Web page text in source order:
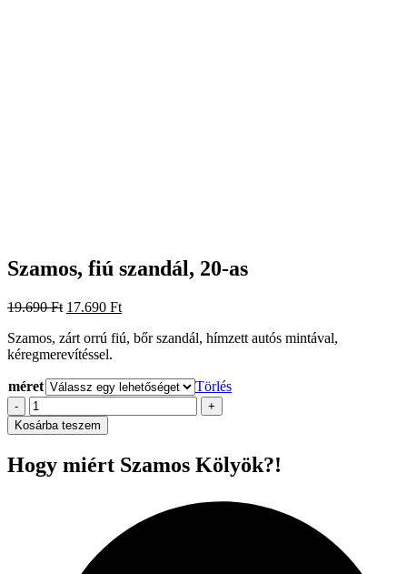
Szamos, fiú szandál, 20-as
19.690Ft Original
was:
19.690 Ft.
17.690 FtCurrent
is:
Szamos, zárt orrú fiú, bőr szandál, hímzett autós mintával,
kéregmerevítéssel.
méret Törlés
-
Szamos,
fiú
szandál,
as
+
Kosárba teszem
Hogy miért Szamos Kölyök?!